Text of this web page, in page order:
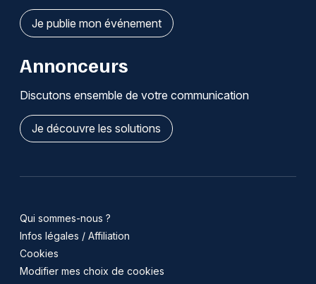
Je publie mon événement
Annonceurs
Discutons ensemble de votre communication
Je découvre les solutions
Qui sommes-nous ?
Infos légales / Affiliation
Cookies
Modifier mes choix de cookies